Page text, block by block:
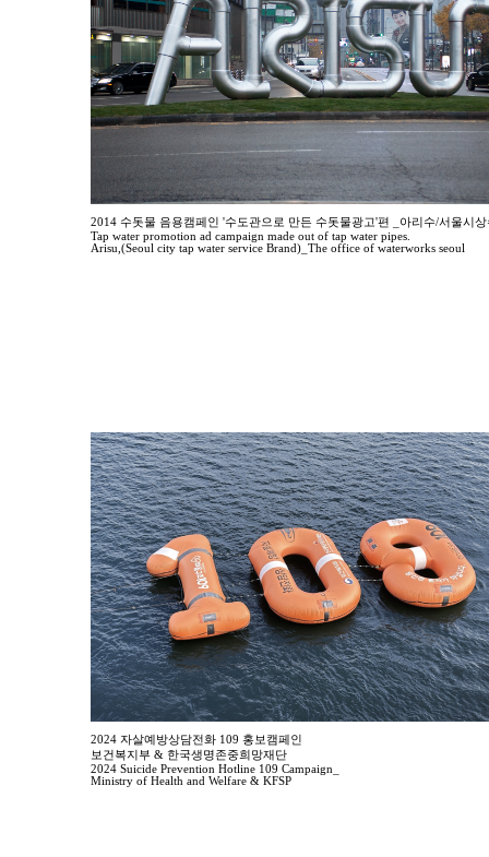
2014 수돗물 음용캠페인 '수도관으로 만든 수돗물광고'편 _아리수/서울시
Tap water promotion ad campaign made out of tap water pipes.
Arisu,(Seoul city tap water service Brand)_The office of waterworks seoul
2024 자살예방상담전화 109 홍보캠페인
보건복지부 & 한국생명존중희망재단
2024 Suicide Prevention Hotline 109 Campaign_
Ministry of Health and Welfare & KFSP